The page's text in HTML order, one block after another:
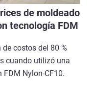
de moldeado
tecnología FDM
costos del 80 %
cuando utilizó una
FDM Nylon-CF10.